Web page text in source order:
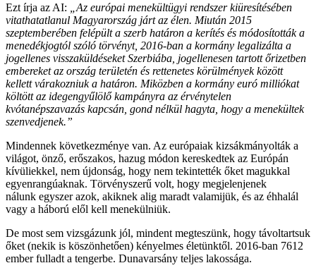
Ezt írja az AI:
„Az európai menekültügyi rendszer kiüresítésében
vitathatatlanul Magyarország járt az élen. Miután 2015
szeptemberében felépült a szerb határon a kerítés és módosították a
menedékjogtól szóló törvényt, 2016-ban a kormány legalizálta a
jogellenes visszaküldéseket Szerbiába, jogellenesen tartott őrizetben
embereket az ország területén és rettenetes körülmények között
kellett várakozniuk a határon. Miközben a kormány euró milliókat
költött az idegengyűlölő kampányra az érvénytelen
kvótanépszavazás kapcsán, gond nélkül hagyta, hogy a menekültek
szenvedjenek.”
Mindennek következménye van. Az európaiak kizsákmányolták a
világot, önző, erőszakos, hazug módon kereskedtek az Európán
kívüliekkel, nem újdonság, hogy nem tekintették őket magukkal
egyenrangúaknak. Törvényszerű volt, hogy megjelenjenek
nálunk egyszer azok, akiknek alig maradt valamijük, és az éhhalál
vagy a háború elől kell menekülniük.
De most sem vizsgázunk jól, mindent megteszünk, hogy távoltartsuk
őket (nekik is köszönhetően) kényelmes életünktől. 2016-ban 7612
ember fulladt a tengerbe. Dunavarsány teljes lakossága.